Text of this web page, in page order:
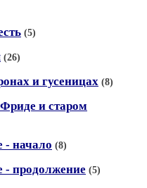
(5)
(26)
и гусеницах (8)
и старом
- начало (8)
- продолжение (5)